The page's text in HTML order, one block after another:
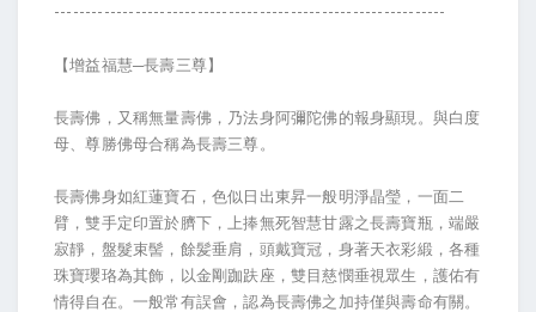
---------------------------------------------------------------
【增益福慧─長壽三尊】
長壽佛，又稱無量壽佛，乃法身阿彌陀佛的報身顯現。與白度
母、尊勝佛母合稱為長壽三尊。
長壽佛身如紅蓮寶石，色似日出東昇一般明淨晶瑩，一面二
臂，雙手定印置於臍下，上捧無死智慧甘露之長壽寶瓶，端嚴
寂靜，盤髮束髻，餘髪垂肩，頭戴寶冠，身著天衣彩緞，各種
珠寶瓔珞為其飾，以金剛跏趺座，雙目慈憫垂視眾生，護佑有
情得自在。一般常有誤會，認為長壽佛之加持僅與壽命有關。